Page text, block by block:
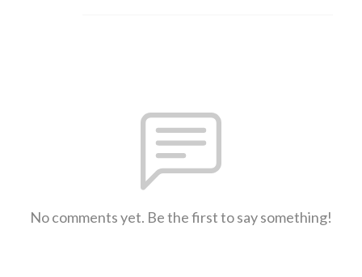
No comments yet. Be the first to say something!